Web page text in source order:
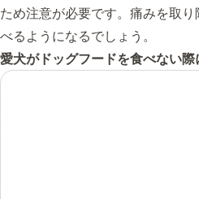
ため注意が必要です。痛みを取
べるようになるでしょう。
愛犬がドッグフードを食べない